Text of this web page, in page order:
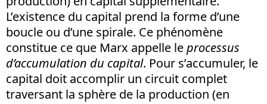
L’existence du capital prend la forme d’une
boucle ou d’une spirale. Ce phénomène
constitue ce que Marx appelle leprocessus
d’accumulation du capital. Pour s’accumuler, le
capital doit accomplir un circuit complet
traversant la sphère de la production (en